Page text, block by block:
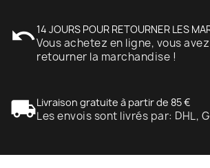
undo14 JOURS POUR RETOURNER LES
Vous achetez en ligne, vous
retourner la marchandise !
local_shippingLivraison gratuite à partir de 85 €
Les envois sont livrés par: DHL,